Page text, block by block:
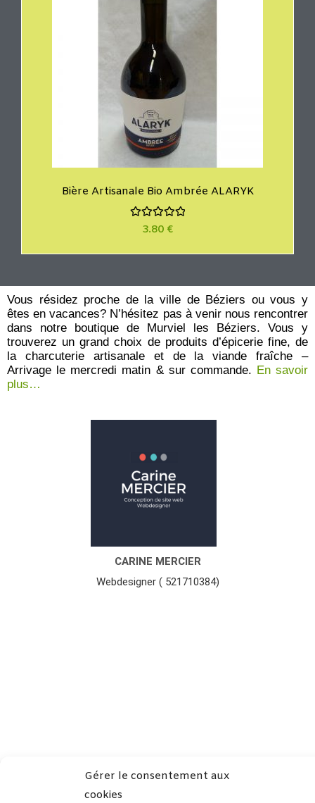
Gérer le consentement aux
cookies
Bière Artisanale Bio Ambrée ALARYK
e
u
r
5
3.80 €
Vous résidez proche de la ville de Béziers ou vous y
êtes en vacances? N’hésitez pas à venir nous rencontrer
dans notre boutique de Murviel les Béziers. Vous y
trouverez un grand choix de produits d’épicerie fine, de
la charcuterie artisanale et de la viande fraîche –
Arrivage le mercredi matin & sur commande. En savoir
plus…
CARINE MERCIER
Webdesigner ( 521710384)